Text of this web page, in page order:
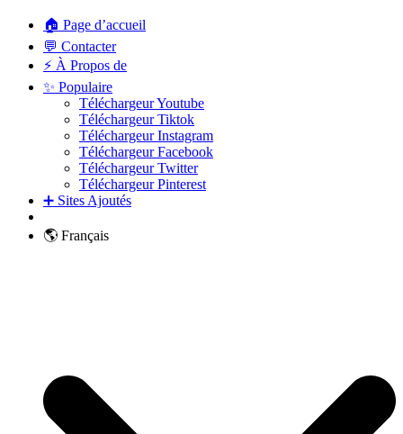
🏠 Page d’accueil
💬 Contacter
⚡ À Propos de
✨ Populaire
Téléchargeur Youtube
Téléchargeur Tiktok
Téléchargeur Instagram
Téléchargeur Facebook
Téléchargeur Twitter
Téléchargeur Pinterest
➕ Sites Ajoutés
🌎 Français